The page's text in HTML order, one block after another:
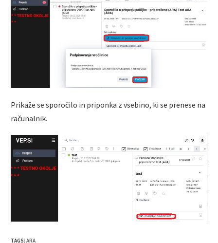
Prikaže se sporočilo in priponka z vsebino, ki se prenese na
računalnik.
TAGS:ARA